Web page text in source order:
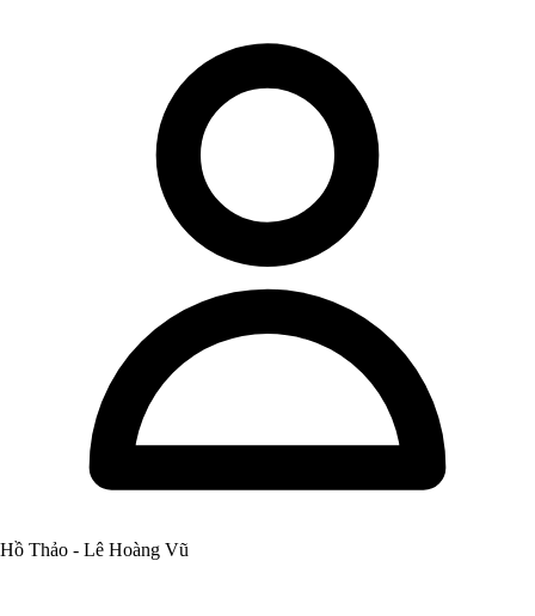
Hồ Thảo - Lê Hoàng Vũ